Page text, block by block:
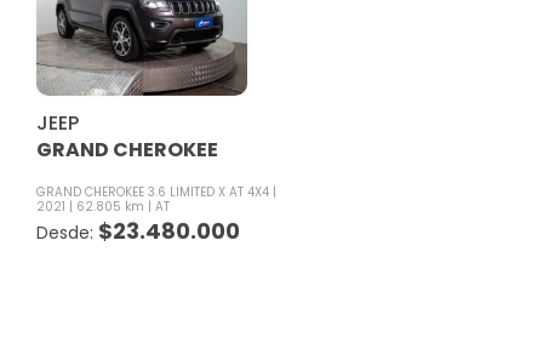
JEEP
GRAND CHEROKEE
GRAND CHEROKEE 3.6 LIMITED X AT 4X4
2021
62.805 km AT
$23.480.000